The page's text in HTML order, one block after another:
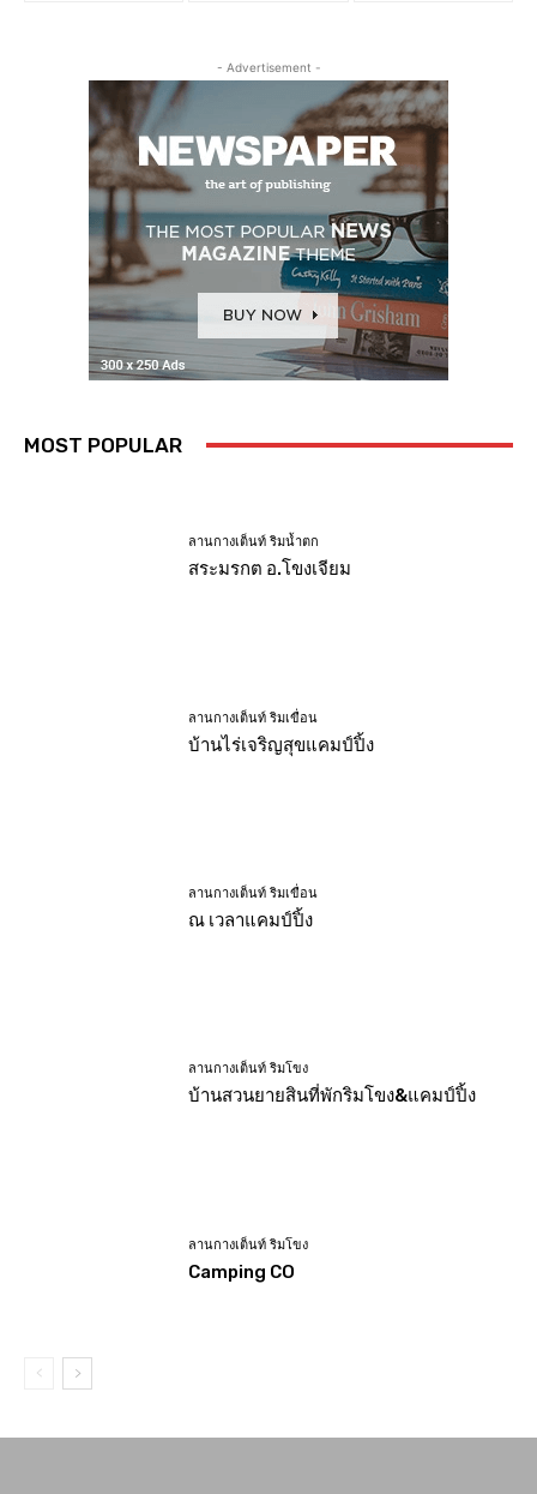
- Advertisement -
MOST POPULAR
ลานกางเต็นท์ ริมน้ำตก
สระมรกต อ.โขงเจียม
ลานกางเต็นท์ ริมเขื่อน
บ้านไร่เจริญสุขแคมป์ปิ้ง
ลานกางเต็นท์ ริมเขื่อน
ณ เวลาแคมป์ปิ้ง
ลานกางเต็นท์ ริมโขง
บ้านสวนยายสินที่พักริมโขง&แคมป์ปิ้ง
ลานกางเต็นท์ ริมโขง
Camping CO